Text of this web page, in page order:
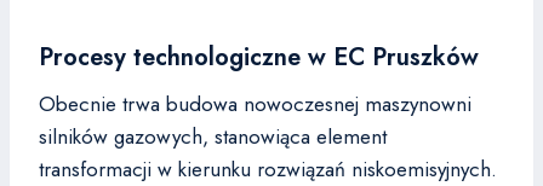
Procesy technologiczne w EC Pruszków
Obecnie trwa budowa nowoczesnej maszynowni
silników gazowych, stanowiąca element
transformacji w kierunku rozwiązań niskoemisyjnych.